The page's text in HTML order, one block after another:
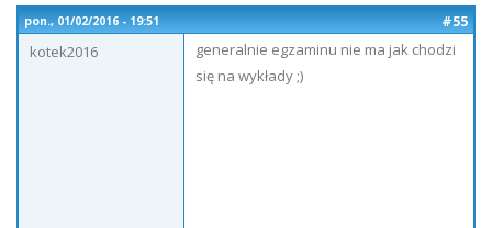
pon., 01/02/2016 - 19:51
#55
kotek2016
generalnie egzaminu nie ma jak chodzi
się na wykłady ;)